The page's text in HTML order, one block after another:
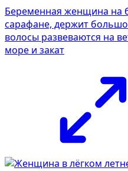
Беременная женщина на
сарафане, держит
волосы развеваются на
море и закат